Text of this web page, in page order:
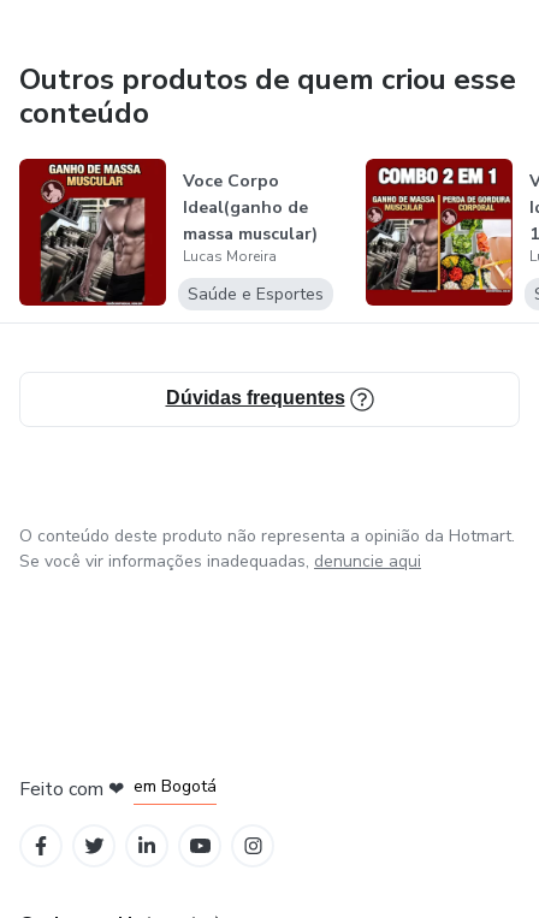
Outros produtos de quem criou esse
conteúdo
Voce Corpo
Ideal(ganho de
massa muscular)
Lucas Moreira
Saúde e Esportes
Dúvidas frequentes
O conteúdo deste produto não representa a opinião da Hotmart.
Se você vir informações inadequadas, denuncie aqui
Feito com ❤ em Bogotá